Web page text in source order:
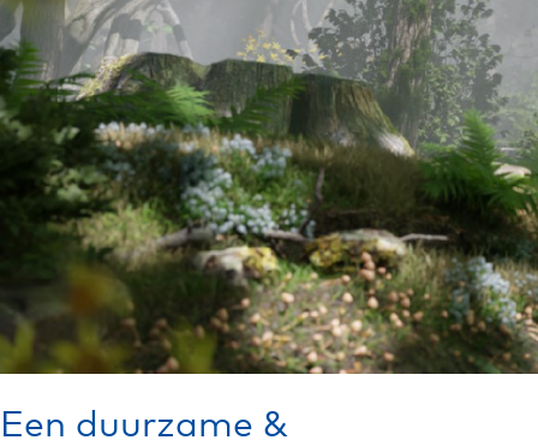
Een duurzame &